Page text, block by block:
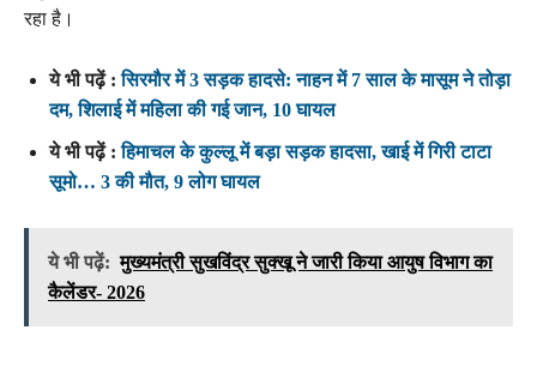
रहा है।
ये भी पढ़ें :सिरमौर में 3 सड़क हादसे: नाहन में 7 साल के मासूम ने तोड़ा
दम, शिलाई में महिला की गई जान, 10 घायल
ये भी पढ़ें :हिमाचल के कुल्लू में बड़ा सड़क हादसा, खाई में गिरी टाटा
सूमो… 3 की मौत, 9 लोग घायल
ये भी पढ़ें: मुख्यमंत्री सुखविंद्र सुक्खू ने जारी किया आयुष विभाग का
कैलेंडर- 2026